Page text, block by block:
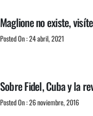
Maglione no existe,
Posted On : 24 abril, 2021
Sobre Fidel, Cuba y la
Posted On : 26 noviembre, 2016